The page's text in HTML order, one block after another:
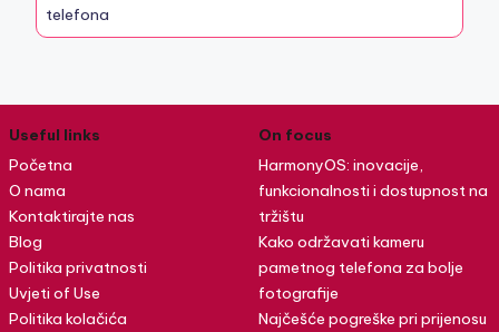
telefona
Useful links
Početna
O nama
Kontaktirajte nas
Blog
Politika privatnosti
Uvjeti of Use
Politika kolačića
On focus
HarmonyOS: inovacije,
funkcionalnosti i dostupnost na
tržištu
Kako održavati kameru
pametnog telefona za bolje
fotografije
Najčešće pogreške pri prijenosu